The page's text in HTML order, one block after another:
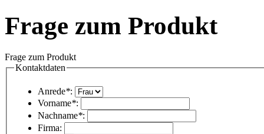
Frage zum Produkt
Frage zum Produkt
Kontaktdaten
Anrede*:
Vorname*:
Nachname*:
Firma: